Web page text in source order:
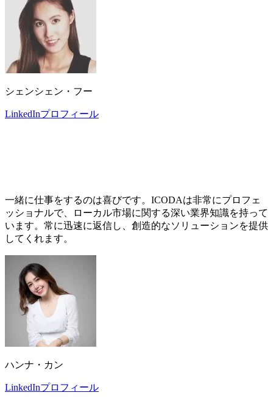
シェンシェン・フー
LinkedInプロフィール
一緒に仕事をするのは喜びです。ICODAは非常にプロフェ
ッショナルで、ローカル市場に関する深い業界知識を持って
います。常に迅速に返信し、創造的なソリューションを提供
してくれます。
ハンナ・カン
LinkedInプロフィール